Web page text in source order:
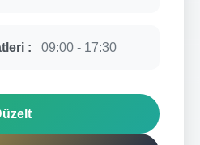
: 09:00 - 17:30